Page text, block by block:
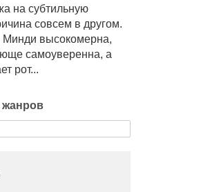
на субтильную
совсем в другом.
Минди высокомерна,
самоуверенна, а
рот...